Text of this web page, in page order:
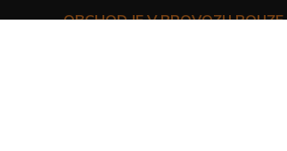
OBCHOD JE V PROVOZU POUZE